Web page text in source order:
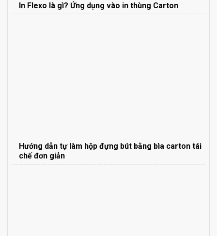
In Flexo là gì? Ứng dụng vào in thùng Carton
Hướng dẫn tự làm hộp đựng bút bằng bìa carton tái
chế đơn giản